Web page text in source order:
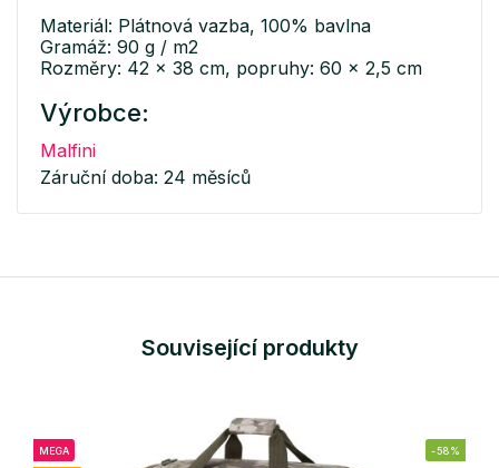
Materiál: Plátnová vazba, 100% bavlna
Gramáž: 90 g / m2
Rozměry: 42 x 38 cm, popruhy: 60 x 2,5 cm
Výrobce:
Malfini
Záruční doba: 24 měsíců
Související produkty
MEGA -58%